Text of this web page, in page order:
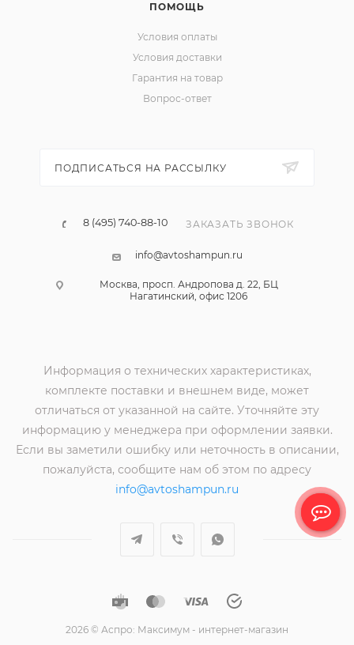
ПОМОЩЬ
Условия оплаты
Условия доставки
Гарантия на товар
Вопрос-ответ
ПОДПИСАТЬСЯ НА РАССЫЛКУ
8 (495) 740-88-10 ЗАКАЗАТЬ ЗВОНОК
info@avtoshampun.ru
Москва, просп. Андропова д. 22, БЦ
Нагатинский, офис 1206
Информация о технических характеристиках,
комплекте поставки и внешнем виде, может
отличаться от указанной на сайте. Уточняйте эту
информацию у менеджера при оформлении заявки.
Если вы заметили ошибку или неточность в описании,
пожалуйста, сообщите нам об этом по адресу
info@avtoshampun.ru
2026 © Аспро: Максимум - интернет-магазин